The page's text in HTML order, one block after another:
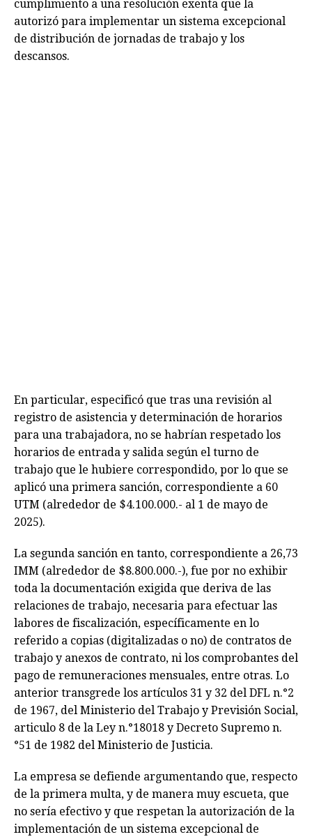
cumplimiento a una resolución exenta que la
autorizó para implementar un sistema excepcional
de distribución de jornadas de trabajo y los
descansos.
En particular, especificó que tras una revisión al
registro de asistencia y determinación de horarios
para una trabajadora, no se habrían respetado los
horarios de entrada y salida según el turno de
trabajo que le hubiere correspondido, por lo que se
aplicó una primera sanción, correspondiente a 60
UTM (alrededor de $4.100.000.- al 1 de mayo de
2025).
La segunda sanción en tanto, correspondiente a 26,73
IMM (alrededor de $8.800.000.-), fue por no exhibir
toda la documentación exigida que deriva de las
relaciones de trabajo, necesaria para efectuar las
labores de fiscalización, específicamente en lo
referido a copias (digitalizadas o no) de contratos de
trabajo y anexos de contrato, ni los comprobantes del
pago de remuneraciones mensuales, entre otras. Lo
anterior transgrede los artículos 31 y 32 del DFL n.°2
de 1967, del Ministerio del Trabajo y Previsión Social,
articulo 8 de la Ley n.°18018 y Decreto Supremo n.
°51 de 1982 del Ministerio de Justicia.
La empresa se defiende argumentando que, respecto
de la primera multa, y de manera muy escueta, que
no sería efectivo y que respetan la autorización de la
implementación de un sistema excepcional de